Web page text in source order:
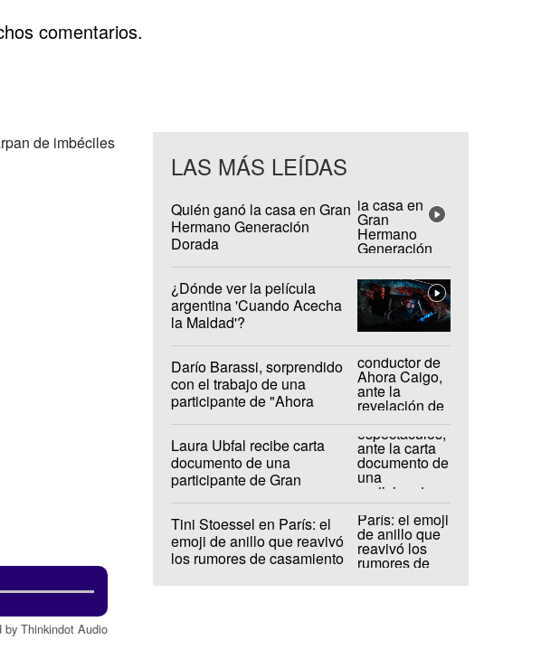
comentarios.
by Thinkindot Audio
LAS MÁS LEÍDAS
Quién ganó la casa en Gran
Hermano Generación
Dorada
¿Dónde ver la película
argentina 'Cuando Acecha
la Maldad'?
Darío Barassi, sorprendido
con el trabajo de una
participante de "Ahora
Laura Ubfal recibe carta
documento de una
participante de Gran
Tini Stoessel en París: el
emoji de anillo que reavivó
los rumores de casamiento